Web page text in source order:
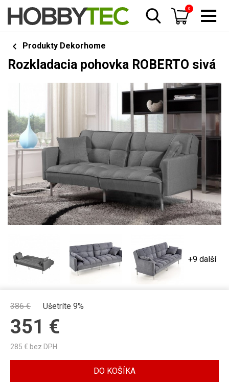
0
Produkty Dekorhome
Rozkladacia pohovka ROBERTO sivá
+9 další
386€ Ušetríte 9%
351 €
285 € bez DPH
DO KOŠÍKA